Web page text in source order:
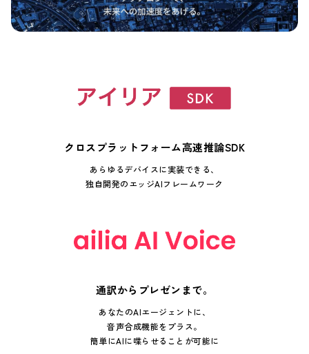
クロスプラットフォーム高速推論SDK
あらゆるデバイスに実装できる、
独自開発のエッジAIフレームワーク
通訳からプレゼンまで。
あなたのAIエージェントに、
音声合成機能をプラス。
簡単にAIに喋らせることが可能に